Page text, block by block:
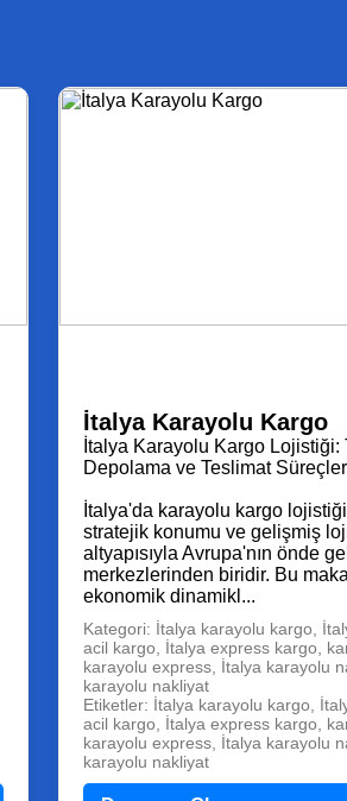
İtalya Karayolu Kargo
İtalya Karayolu Kargo Lojistiği:
Depolama ve Teslimat
İtalya'da karayolu kargo
stratejik konumu ve gelişmiş
altyapısıyla Avrupa'nın önde
merkezlerinden biridir. Bu
ekonomik dinamikl...
Kategori: İtalya karayolu kargo,
acil kargo, İtalya express kargo,
karayolu express, İtalya karayolu
karayolu nakliyat
Etiketler: İtalya karayolu kargo,
acil kargo, İtalya express kargo,
karayolu express, İtalya karayolu
karayolu nakliyat